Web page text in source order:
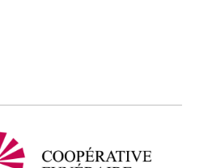
Amos, Qc 27°C